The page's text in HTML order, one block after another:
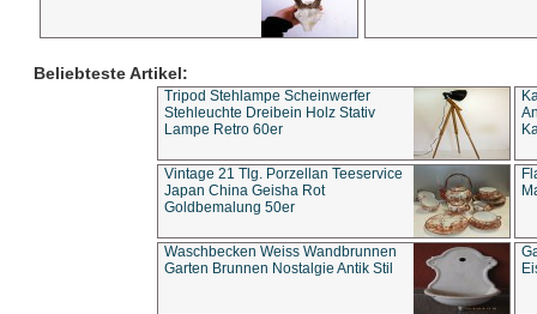
Beliebteste Artikel:
Tripod Stehlampe Scheinwerfer
Stehleuchte Dreibein Holz Stativ
Lampe Retro 60er
Vintage 21 Tlg. Porzellan Teeservice
Japan China Geisha Rot
Goldbemalung 50er
Waschbecken Weiss Wandbrunnen
Garten Brunnen Nostalgie Antik Stil